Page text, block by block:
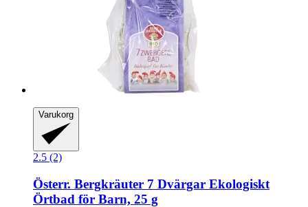
Varukorg
2.5 (2)
Österr. Bergkräuter 7 Dvärgar Ekologiskt
Örtbad för Barn, 25 g